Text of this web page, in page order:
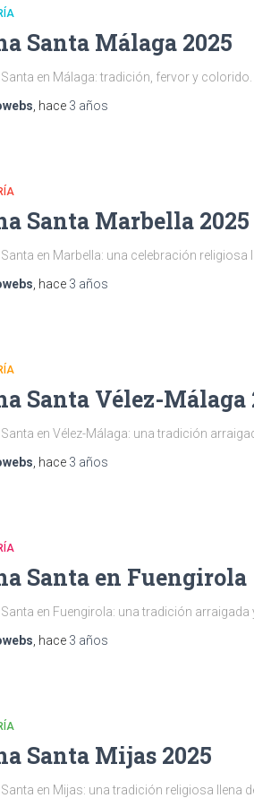
Santa Málaga 2025
Santa en Málaga: tradición, fervor y colorido.
, hace 3 años
Santa Marbella 2025
Santa en Marbella: una celebración
, hace 3 años
Santa Vélez-Málaga
Santa en Vélez-Málaga: una tradición
, hace 3 años
Santa en Fuengirola
Santa en Fuengirola: una tradición
, hace 3 años
Santa Mijas 2025
Santa en Mijas: una tradición religiosa